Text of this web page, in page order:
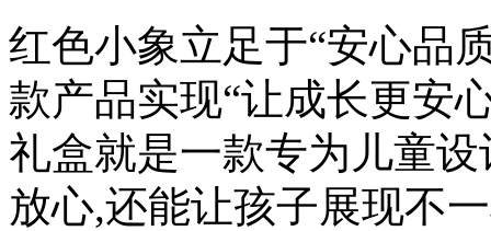
红色小象立足于“安心品
款产品实现“让成长更安
礼盒就是一款专为儿童
放心,还能让孩子展现不